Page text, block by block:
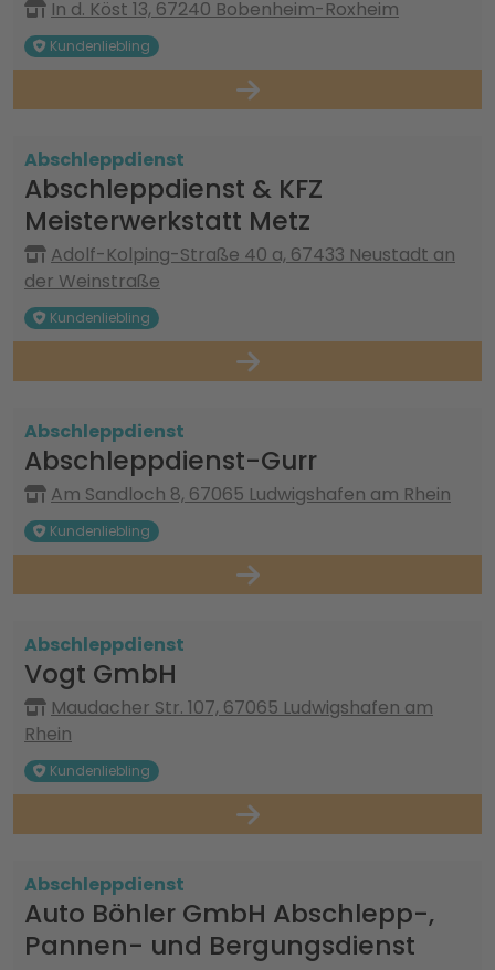
In d. Köst 13, 67240 Bobenheim-Roxheim
Kundenliebling
Abschleppdienst
Abschleppdienst & KFZ
Meisterwerkstatt Metz
Adolf-Kolping-Straße 40 a, 67433 Neustadt an
der Weinstraße
Kundenliebling
Abschleppdienst
Abschleppdienst-Gurr
Am Sandloch 8, 67065 Ludwigshafen am Rhein
Kundenliebling
Abschleppdienst
Vogt GmbH
Maudacher Str. 107, 67065 Ludwigshafen am
Rhein
Kundenliebling
Abschleppdienst
Auto Böhler GmbH Abschlepp-,
Pannen- und Bergungsdienst